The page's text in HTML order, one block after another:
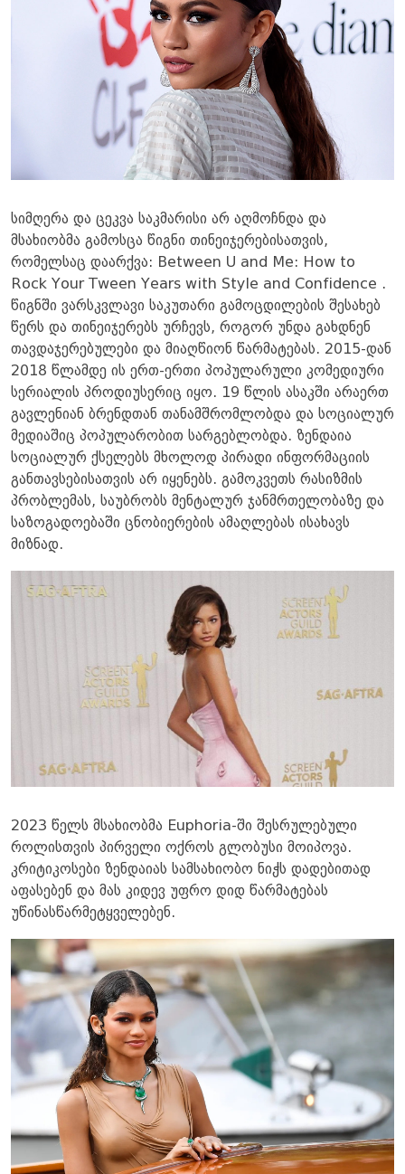
სიმღერა და ცეკვა საკმარისი არ აღმოჩნდა და
მსახიობმა გამოსცა წიგნი თინეიჯერებისათვის,
რომელსაც დაარქვა: Between U and Me: How to
Rock Your Tween Years with Style and Confidence .
წიგნში ვარსკვლავი საკუთარი გამოცდილების შესახებ
წერს და თინეიჯერებს ურჩევს, როგორ უნდა გახდნენ
თავდაჯერებულები და მიაღწიონ წარმატებას. 2015-დან
2018 წლამდე ის ერთ-ერთი პოპულარული კომედიური
სერიალის პროდიუსერიც იყო. 19 წლის ასაკში არაერთ
გავლენიან ბრენდთან თანამშრომლობდა და სოციალურ
მედიაშიც პოპულარობით სარგებლობდა. ზენდაია
სოციალურ ქსელებს მხოლოდ პირადი ინფორმაციის
განთავსებისათვის არ იყენებს. გამოკვეთს რასიზმის
პრობლემას, საუბრობს მენტალურ ჯანმრთელობაზე და
საზოგადოებაში ცნობიერების ამაღლებას ისახავს
მიზნად.
2023 წელს მსახიობმა Euphoria-ში შესრულებული
როლისთვის პირველი ოქროს გლობუსი მოიპოვა.
კრიტიკოსები ზენდაიას სამსახიობო ნიჭს დადებითად
აფასებენ და მას კიდევ უფრო დიდ წარმატებას
უწინასწარმეტყველებენ.